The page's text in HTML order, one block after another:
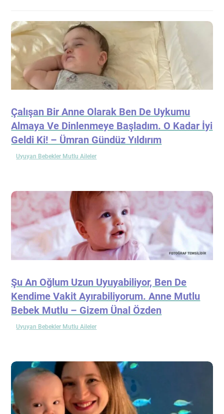
Çalışan Bir Anne Olarak Ben De Uykumu
Almaya Ve Dinlenmeye Başladım. O Kadar İyi
Geldi Ki! – Ümran Gündüz Yıldırım
Uyuyan Bebekler Mutlu Aileler
Şu An Oğlum Uzun Uyuyabiliyor, Ben De
Kendime Vakit Ayırabiliyorum. Anne Mutlu
Bebek Mutlu – Gizem Ünal Özden
Uyuyan Bebekler Mutlu Aileler